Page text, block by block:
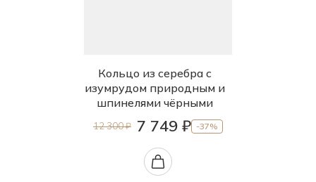
Кольцо из серебра с
изумрудом природным и
шпинелями чёрными
12 300 ₽ 7 749 ₽ -37%